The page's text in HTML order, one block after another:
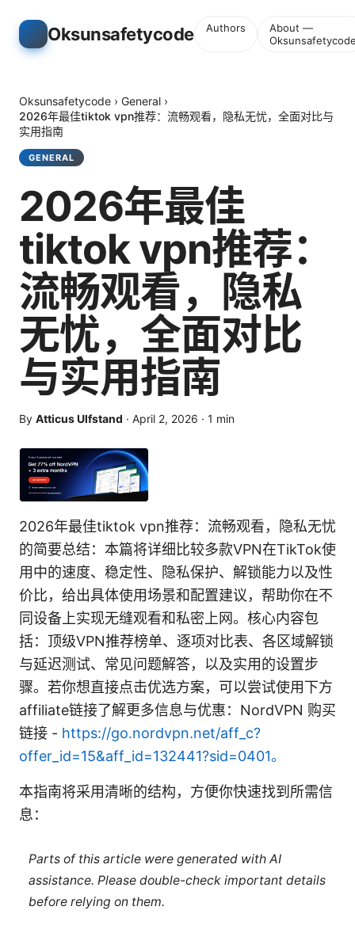
Oksunsafetycode Authors
About —
Oksunsafetycode › General ›
2026年最佳tiktok vpn推荐：流畅观看，隐私无忧，全面对比与
实用指南
GENERAL
2026年最佳
tiktok vpn推荐：
流畅观看，隐私
无忧，全面对比
与实用指南
By Atticus Ulfstand · April 2, 2026 · 1 min
2026年最佳tiktok vpn推荐：流畅观看，隐私无忧
的简要总结：本篇将详细比较多款VPN在TikTok使
用中的速度、稳定性、隐私保护、解锁能力以及性
价比，给出具体使用场景和配置建议，帮助你在不
同设备上实现无缝观看和私密上网。核心内容包
括：顶级VPN推荐榜单、逐项对比表、各区域解锁
与延迟测试、常见问题解答，以及实用的设置步
骤。若你想直接点击优选方案，可以尝试使用下方
affiliate链接了解更多信息与优惠：NordVPN 购买
链接 - https://go.nordvpn.net/aff_c?
offer_id=15&aff_id=132441?sid=0401。
本指南将采用清晰的结构，方便你快速找到所需信
息：
Parts of this article were generated with AI
assistance. Please double-check important details
before relying on them.